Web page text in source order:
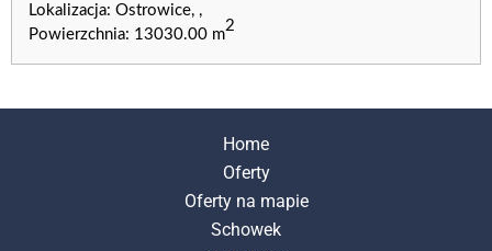
Lokalizacja: Ostrowice, ,
Powierzchnia: 13030.00 m2
Home
Oferty
Oferty na mapie
Schowek